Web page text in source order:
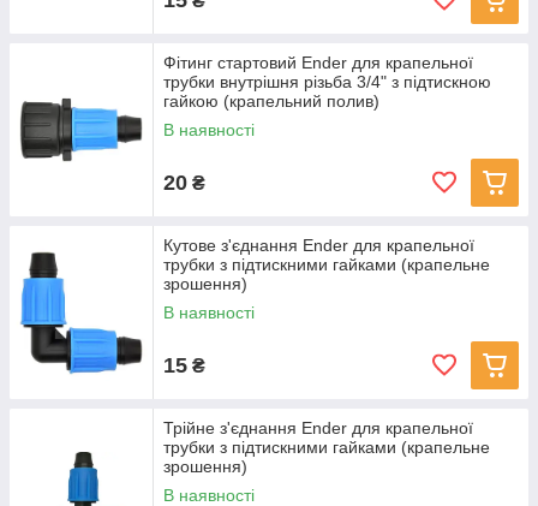
Фітинг стартовий Ender для крапельної
трубки внутрішня різьба 3/4" з підтискною
гайкою (крапельний полив)
В наявності
20 ₴
Кутове з'єднання Ender для крапельної
трубки з підтискними гайками (крапельне
зрошення)
В наявності
15 ₴
Трійне з'єднання Ender для крапельної
трубки з підтискними гайками (крапельне
зрошення)
В наявності